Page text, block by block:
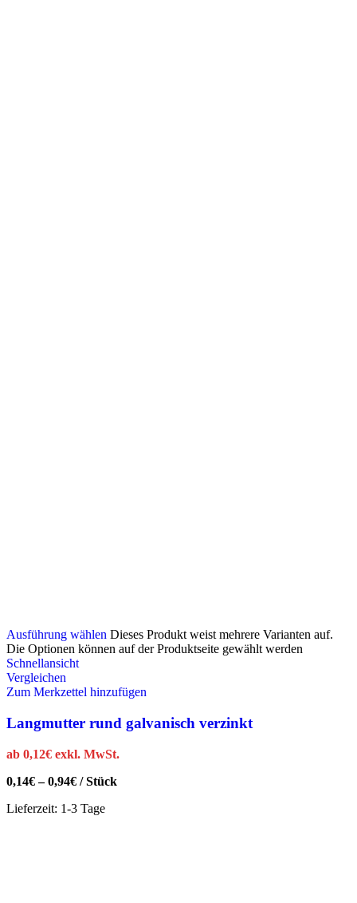
Ausführung wählen Dieses Produkt weist mehrere Varianten auf.
Die Optionen können auf der Produktseite gewählt werden
Schnellansicht
Vergleichen
Zum Merkzettel hinzufügen
Langmutter rund galvanisch verzinkt
ab 0,12€ exkl. MwSt.
0,14€–0,94€ /Stück
Lieferzeit: 1-3 Tage